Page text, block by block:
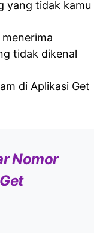
yang tidak kamu
tidak dikenal
di Aplikasi Get
Nomor